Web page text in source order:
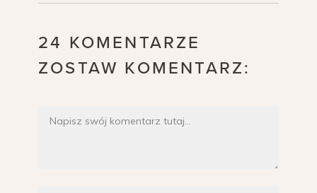
24 KOMENTARZE
ZOSTAW KOMENTARZ: